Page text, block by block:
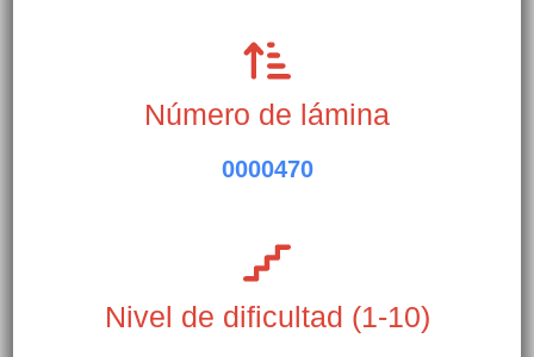
Número de lámina
0000470
Nivel de dificultad (1-10)